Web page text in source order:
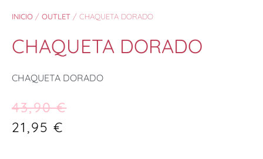
INICIO / OUTLET / CHAQUETA DORADO
CHAQUETA DORADO
CHAQUETA DORADO
43,90€
21,95€